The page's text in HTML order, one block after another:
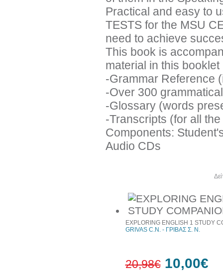
Practical and easy to
TESTS for the MSU
need to achieve
This book is
material in this
-Grammar Reference
-Over 300
-Glossary (words
-Transcripts (for all
Components:
Audio CDs
EXPLORING ENGLISH 1 STUDY
GRIVAS C.N. - ΓΡΙΒΑΣ Σ. Ν.
20,98€ 10,00€